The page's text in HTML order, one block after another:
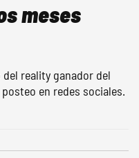
meses
reality ganador del
en redes sociales.